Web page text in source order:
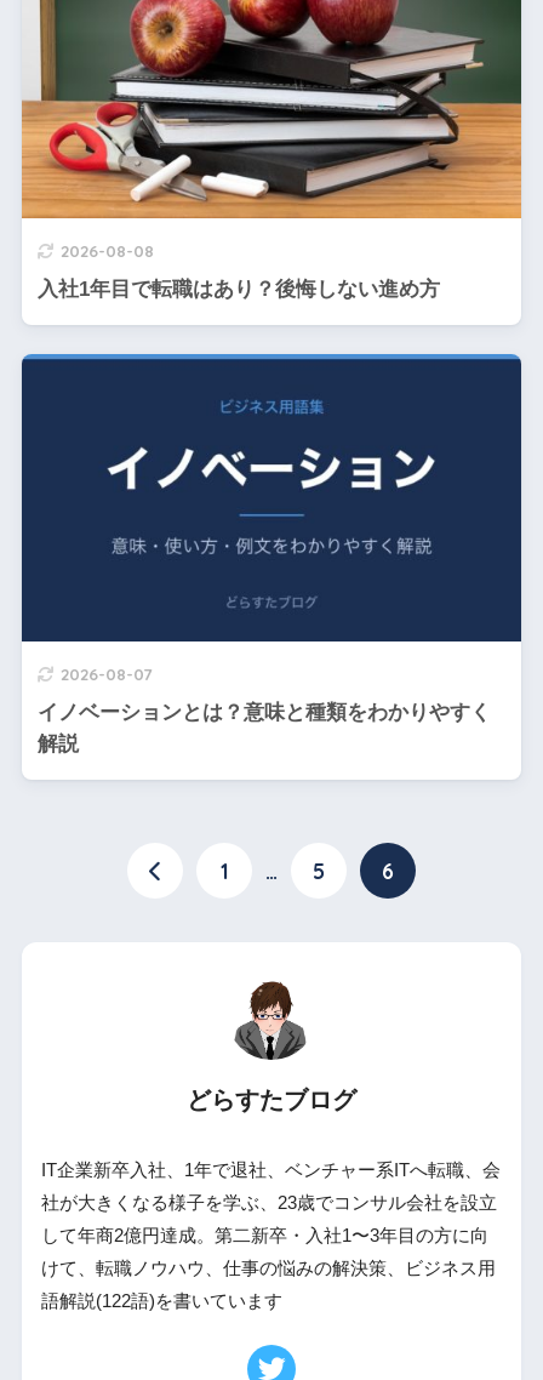
2026-08-08
入社1年目で転職はあり？後悔しない進め方
2026-08-07
イノベーションとは？意味と種類をわかりやすく
解説
1 … 5 6
どらすたブログ
IT企業新卒入社、1年で退社、ベンチャー系ITへ転職、会
社が大きくなる様子を学ぶ、23歳でコンサル会社を設立
して年商2億円達成。第二新卒・入社1〜3年目の方に向
けて、転職ノウハウ、仕事の悩みの解決策、ビジネス用
語解説(122語)を書いています